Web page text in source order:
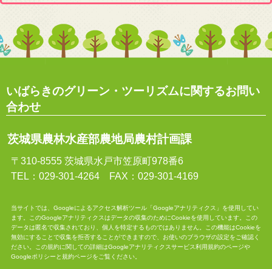
いばらきのグリーン・ツーリズムに関するお問い
合わせ
茨城県農林水産部農地局農村計画課
〒310-8555 茨城県水戸市笠原町978番6
TEL：029-301-4264 FAX：029-301-4169
当サイトでは、Googleによるアクセス解析ツール「Googleアナリティクス」を使用してい
ます。このGoogleアナリティクスはデータの収集のためにCookieを使用しています。この
データは匿名で収集されており、個人を特定するものではありません。この機能はCookieを
無効にすることで収集を拒否することができますので、お使いのブラウザの設定をご確認く
ださい。この規約に関しての詳細はGoogleアナリティクスサービス利用規約のページや
Googleポリシーと規約ページをご覧ください。